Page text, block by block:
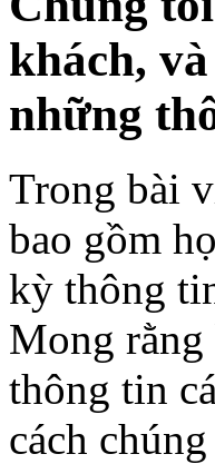
khách,
những
Trong bài
bao gồm
kỳ thông
Mong
thông tin
cách